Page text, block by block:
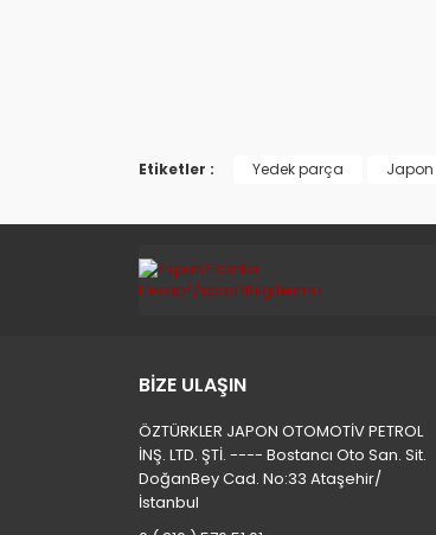
Etiketler : Yedek parça
BİZE ULAŞIN
ÖZTÜRKLER JAPON OTOMOTİV PETROL
İNŞ. LTD. ŞTİ. ---- Bostancı Oto San. Sit.
DoğanBey Cad. No:33 Ataşehir/
İstanbul